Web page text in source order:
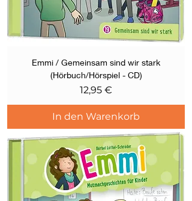
Emmi / Gemeinsam sind wir stark
(Hörbuch/Hörspiel - CD)
Preis
12,95 €
In den Warenkorb